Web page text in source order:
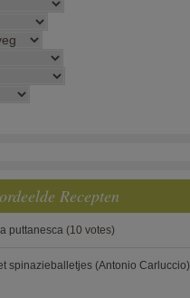
Recepten
puttanesca (10 votes)
spinazieballetjes (Antonio Carluccio)